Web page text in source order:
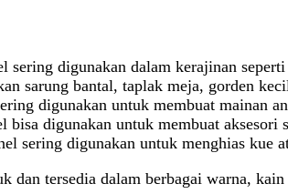
sering digunakan dalam kerajinan
sarung bantal, taplak meja, gorden
digunakan untuk membuat mainan
bisa digunakan untuk membuat aksesori
sering digunakan untuk menghias kue
dan tersedia dalam berbagai warna,